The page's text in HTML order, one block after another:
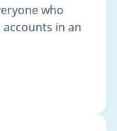
who
in an